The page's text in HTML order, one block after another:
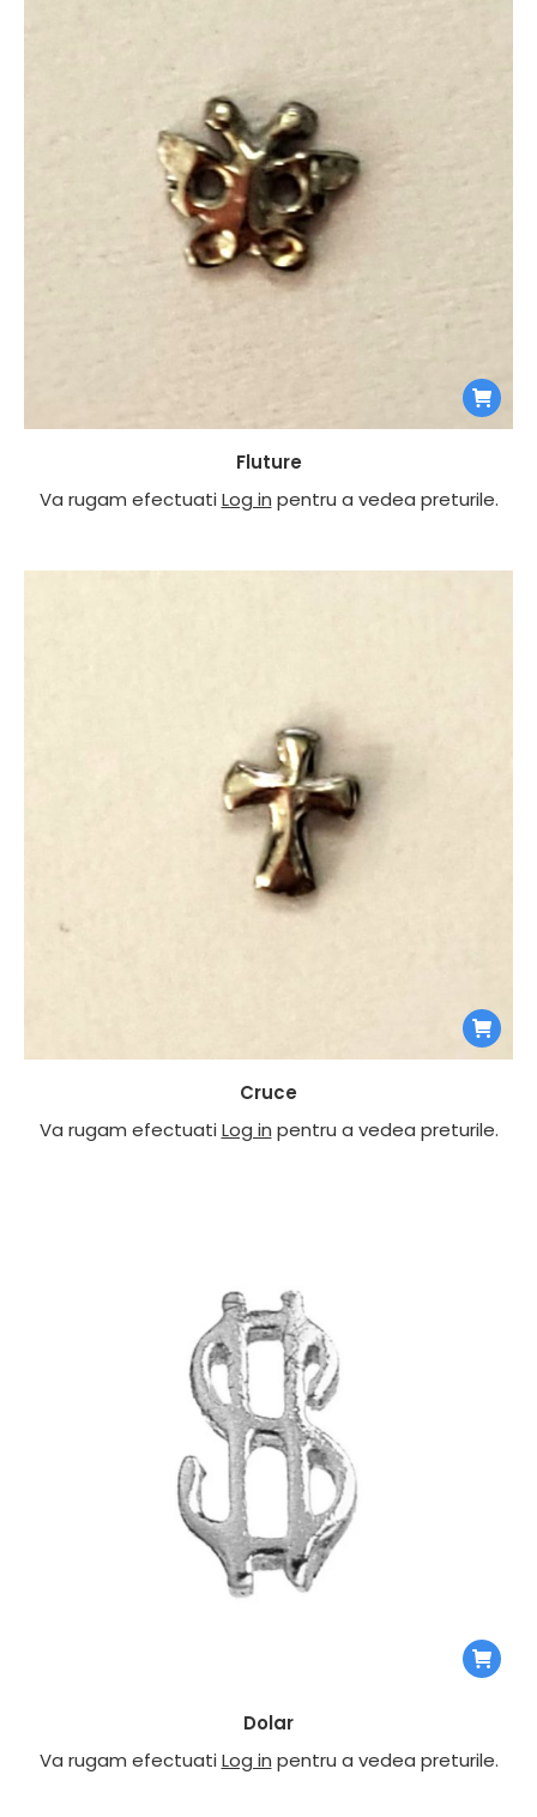
Fluture
Va rugam efectuati Log in pentru a vedea preturile.
Cruce
Va rugam efectuati Log in pentru a vedea preturile.
Dolar
Va rugam efectuati Log in pentru a vedea preturile.